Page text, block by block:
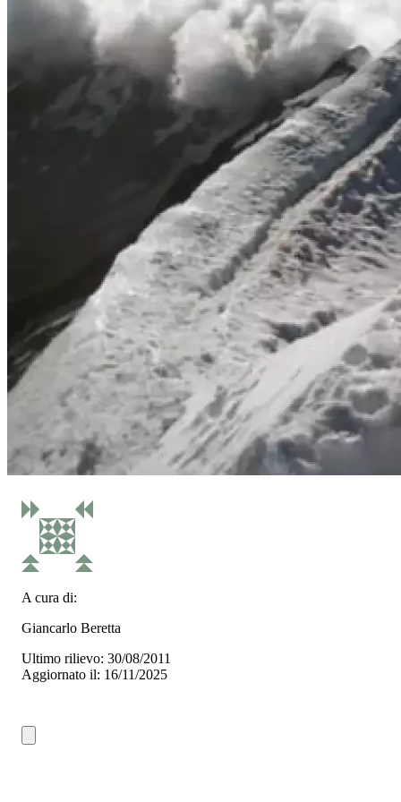
A cura di:
Giancarlo Beretta
Ultimo rilievo: 30/08/2011
Aggiornato il: 16/11/2025